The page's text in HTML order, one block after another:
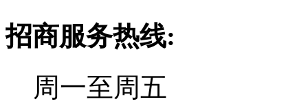
招商服务热线:
周一至周五